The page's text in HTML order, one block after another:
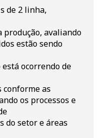
de 2 linha,
produção, avaliando
estão sendo
ocorrendo de
as
os processos e
do setor e áreas